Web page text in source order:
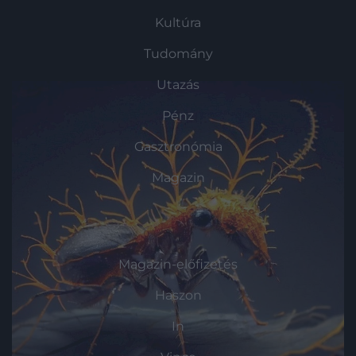
Kultúra
Tudomány
Utazás
Pénz
Gasztronómia
Magazin
HG MEDIA
Magazin-előfizetés
Haszon
In